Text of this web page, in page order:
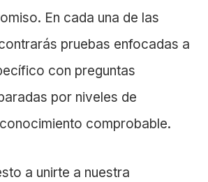
En cada una de las
pruebas enfocadas a
con preguntas
por niveles de
comprobable.
a unirte a nuestra